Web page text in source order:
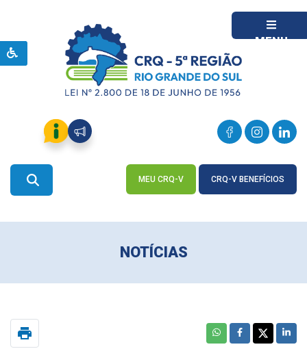
MENU
MEU CRQ-V CRQ-V BENEFÍCIOS
NOTÍCIAS
print